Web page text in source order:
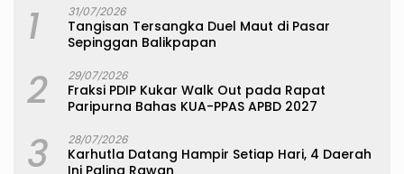
1 31/07/2026
Tangisan Tersangka Duel Maut di Pasar
Sepinggan Balikpapan
2 29/07/2026
Fraksi PDIP Kukar Walk Out pada Rapat
Paripurna Bahas KUA-PPAS APBD 2027
3 28/07/2026
Karhutla Datang Hampir Setiap Hari, 4 Daerah